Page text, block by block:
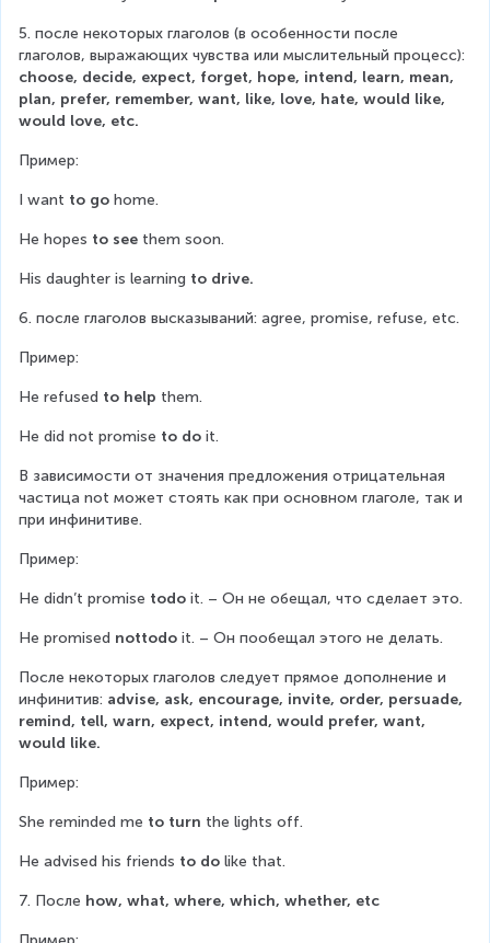
5. после некоторых глаголов (в особенности после
глаголов, выражающих чувства или мыслительный процесс):
choose, decide, expect, forget, hope, intend, learn, mean,
plan, prefer, remember, want, like, love, hate, would like,
would love, etc.
Пример:
I want to go home.
He hopes to see them soon.
His daughter is learning to drive.
6. после глаголов высказываний: agree, promise, refuse, etc.
Пример:
He refused to help them.
He did not promise to do it.
В зависимости от значения предложения отрицательная
частица not может стоять как при основном глаголе, так и
при инфинитиве.
Пример:
He didn’t promise todo it. – Он не обещал, что сделает это.
He promised nottodo it. – Он пообещал этого не делать.
После некоторых глаголов следует прямое дополнение и
инфинитив: advise, ask, encourage, invite, order, persuade,
remind, tell, warn, expect, intend, would prefer, want,
would like.
Пример:
She reminded me to turn the lights off.
He advised his friends to do like that.
7. После how, what, where, which, whether, etc